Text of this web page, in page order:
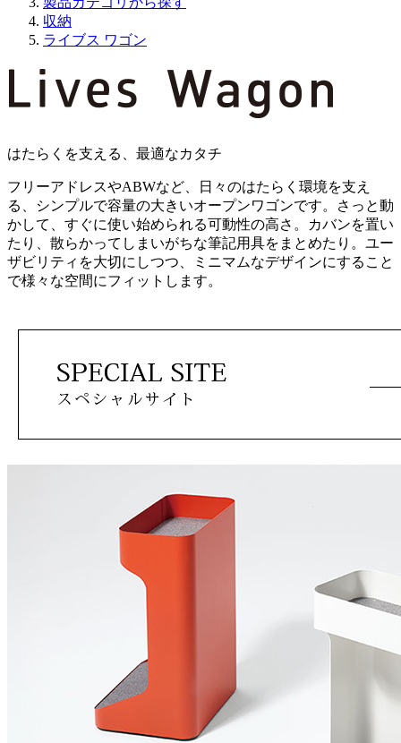
収納
ライブス ワゴン
はたらくを支える、最適なカタチ
フリーアドレスやABWなど、日々のはたらく環境を支え
る、シンプルで容量の大きいオープンワゴンです。さっと動
かして、すぐに使い始められる可動性の高さ。カバンを置い
たり、散らかってしまいがちな筆記用具をまとめたり。ユー
ザビリティを大切にしつつ、ミニマムなデザインにすること
で様々な空間にフィットします。